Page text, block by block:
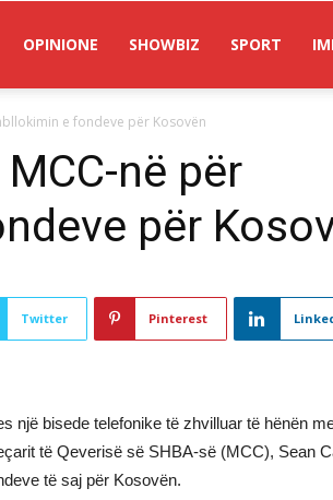
OPINIONE SHOWBIZ SPORT
e fondeve për Kosovën
në për
për
Twitter Pinterest
një bisede telefonike të zhvilluar të hënën
të Qeverisë së SHBA-së (MCC), Sean
të saj për Kosovën.